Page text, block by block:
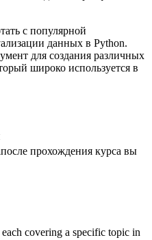
с популярной
данных в Python.​
для создания различных
широко используется в
прохождения курса вы
covering a specific topic in